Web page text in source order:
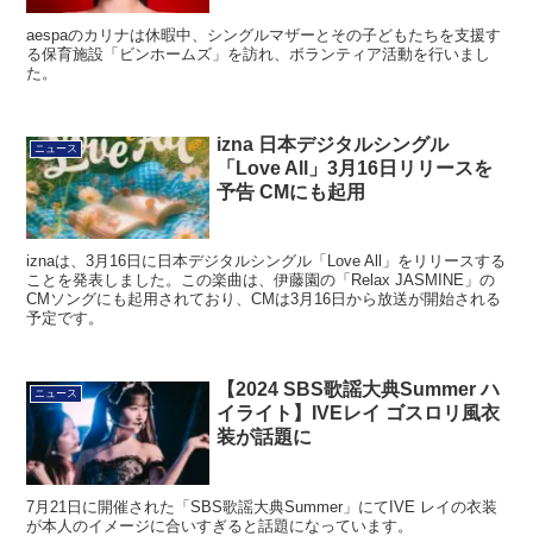
aespaのカリナは休暇中、シングルマザーとその子どもたちを支援す
る保育施設「ビンホームズ」を訪れ、ボランティア活動を行いまし
た。
ニュース
izna 日本デジタルシングル
「Love All」3月16日リリースを
予告 CMにも起用
iznaは、3月16日に日本デジタルシングル「Love All」をリリースする
ことを発表しました。この楽曲は、伊藤園の「Relax JASMINE」の
CMソングにも起用されており、CMは3月16日から放送が開始される
予定です。
ニュース
【2024 SBS歌謡大典Summer ハ
イライト】IVEレイ ゴスロリ風衣
装が話題に
7月21日に開催された「SBS歌謡大典Summer」にてIVE レイの衣装
が本人のイメージに合いすぎると話題になっています。